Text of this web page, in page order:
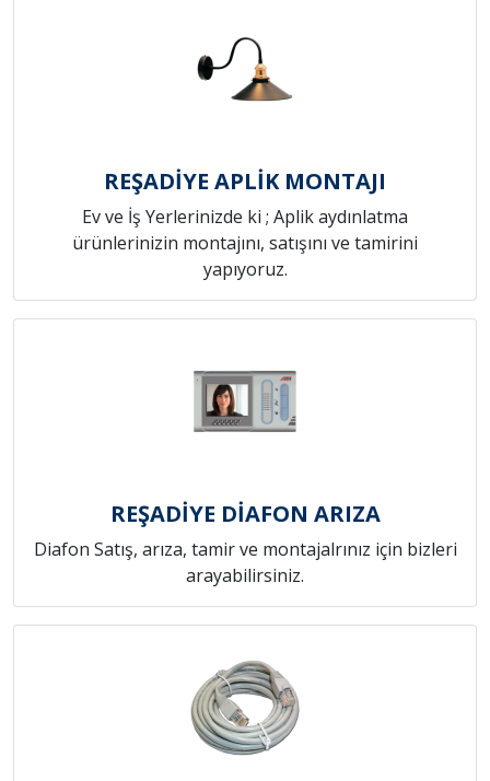
REŞADİYE APLİK MONTAJI
Ev ve İş Yerlerinizde ki ; Aplik aydınlatma
ürünlerinizin montajını, satışını ve tamirini
yapıyoruz.
REŞADİYE DİAFON ARIZA
Diafon Satış, arıza, tamir ve montajalrınız için bizleri
arayabilirsiniz.